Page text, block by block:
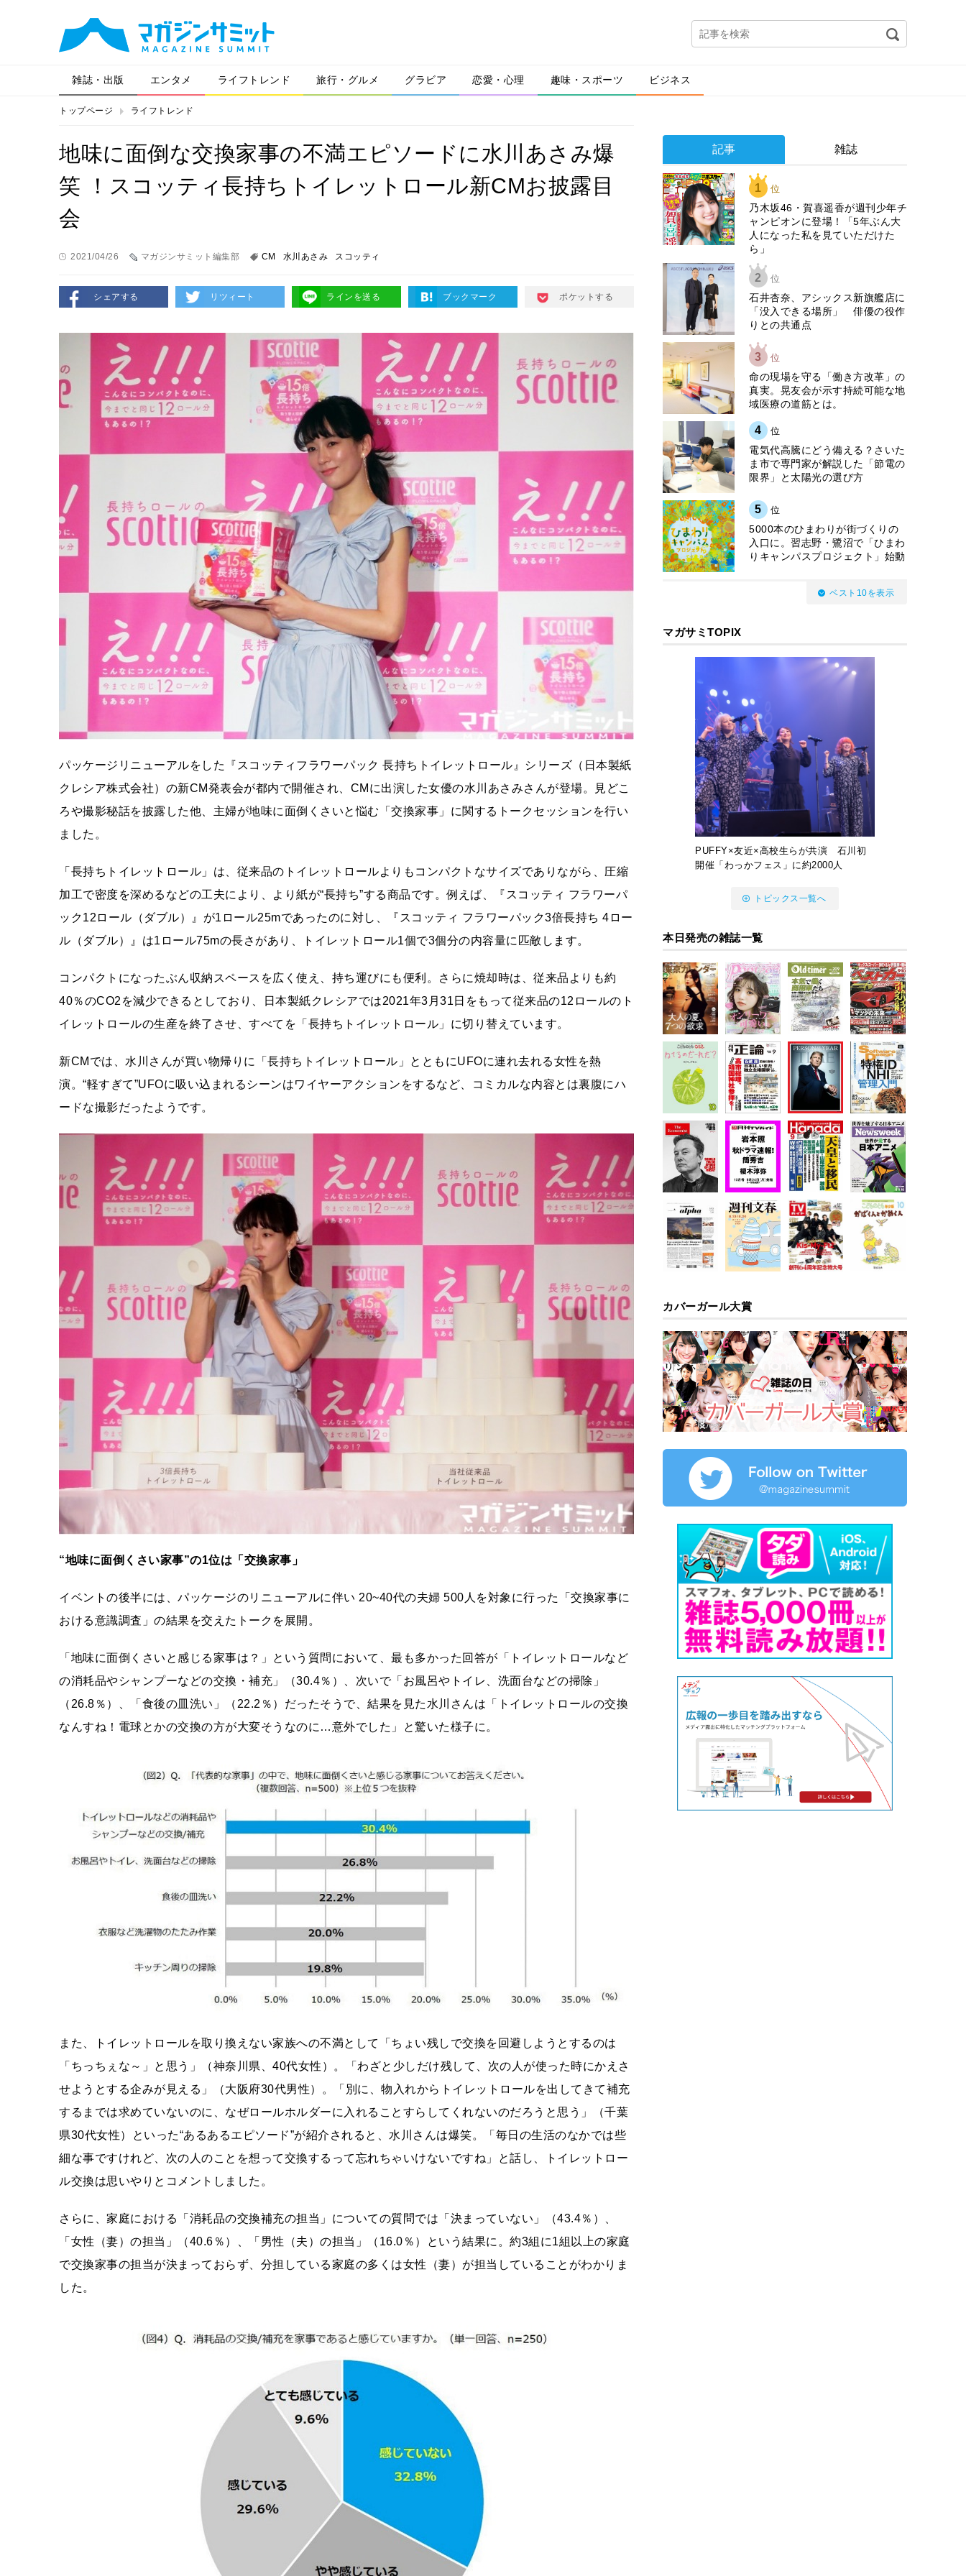
雑誌・出版 エンタメ ライフトレンド 旅行・グルメ グラビア 恋愛・心理 趣味・スポーツ ビジネス
トップページ ライフトレンド
地味に面倒な交換家事の不満エピソードに水川あさみ爆
笑 ！スコッティ長持ちトイレットロール新CMお披露目
会
2021/04/26 マガジンサミット編集部 CM 水川あさみ スコッティ
シェアする リツィート ラインを送る ブックマーク ポケットする
パッケージリニューアルをした『スコッティフラワーパック 長持ちトイレットロール』シリーズ（日本製紙
クレシア株式会社）の新CM発表会が都内で開催され、CMに出演した女優の水川あさみさんが登場。見どこ
ろや撮影秘話を披露した他、主婦が地味に面倒くさいと悩む「交換家事」に関するトークセッションを行い
ました。
「長持ちトイレットロール」は、従来品のトイレットロールよりもコンパクトなサイズでありながら、圧縮
加工で密度を深めるなどの工夫により、より紙が“長持ち”する商品です。例えば、『スコッティ フラワーパ
ック12ロール（ダブル）』が1ロール25mであったのに対し、『スコッティ フラワーパック3倍長持ち 4ロー
ル（ダブル）』は1ロール75mの長さがあり、トイレットロール1個で3個分の内容量に匹敵します。
コンパクトになったぶん収納スペースを広く使え、持ち運びにも便利。さらに焼却時は、従来品よりも約
40％のCO2を減少できるとしており、日本製紙クレシアでは2021年3月31日をもって従来品の12ロールのト
イレットロールの生産を終了させ、すべてを「長持ちトイレットロール」に切り替えています。
新CMでは、水川さんが買い物帰りに「長持ちトイレットロール」とともにUFOに連れ去れる女性を熱
演。“軽すぎて”UFOに吸い込まれるシーンはワイヤーアクションをするなど、コミカルな内容とは裏腹にハ
ードな撮影だったようです。
“地味に面倒くさい家事”の1位は「交換家事」
イベントの後半には、パッケージのリニューアルに伴い 20~40代の夫婦 500人を対象に行った「交換家事に
おける意識調査」の結果を交えたトークを展開。
「地味に面倒くさいと感じる家事は？」という質問において、最も多かった回答が「トイレットロールなど
の消耗品やシャンプーなどの交換・補充」（30.4％）、次いで「お風呂やトイレ、洗面台などの掃除」
（26.8％）、「食後の皿洗い」（22.2％）だったそうで、結果を見た水川さんは「トイレットロールの交換
なんすね！電球とかの交換の方が大変そうなのに…意外でした」と驚いた様子に。
また、トイレットロールを取り換えない家族への不満として「ちょい残しで交換を回避しようとするのは
「ちっちぇな～」と思う」（神奈川県、40代女性）。「わざと少しだけ残して、次の人が使った時にかえさ
せようとする企みが見える」（大阪府30代男性）。「別に、物入れからトイレットロールを出してきて補充
するまでは求めていないのに、なぜロールホルダーに入れることすらしてくれないのだろうと思う」（千葉
県30代女性）といった“あるあるエピソード”が紹介されると、水川さんは爆笑。「毎日の生活のなかでは些
細な事ですけれど、次の人のことを想って交換するって忘れちゃいけないですね」と話し、トイレットロー
ル交換は思いやりとコメントしました。
さらに、家庭における「消耗品の交換補充の担当」についての質問では「決まっていない」（43.4％）、
「女性（妻）の担当」（40.6％）、「男性（夫）の担当」（16.0％）という結果に。約3組に1組以上の家庭
で交換家事の担当が決まっておらず、分担している家庭の多くは女性（妻）が担当していることがわかりま
した。
記事 雑誌
1 位
乃木坂46・賀喜遥香が週刊少年チ
ャンピオンに登場！「5年ぶん大
人になった私を見ていただけた
ら」
2 位
石井杏奈、アシックス新旗艦店に
「没入できる場所」 俳優の役作
りとの共通点
3 位
​命の現場を守る「働き方改革」の
真実。晃友会が示す持続可能な地
域医療の道筋とは。
4 位
電気代高騰にどう備える？さいた
ま市で専門家が解説した「節電の
限界」と太陽光の選び方
5 位
5000本のひまわりが街づくりの
入口に。習志野・鷺沼で「ひまわ
りキャンパスプロジェクト」始動
ベスト10を表示
マガサミTOPIX
PUFFY×友近×高校生らが共演 石川初
開催「わっかフェス」に約2000人
トピックス一覧へ
本日発売の雑誌一覧
カバーガール大賞